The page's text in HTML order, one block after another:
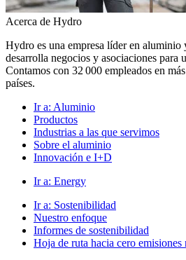
Acerca de Hydro
Hydro es una empresa líder en aluminio
desarrolla negocios y asociaciones para
Contamos con 32 000 empleados en
países.
Ir a: Aluminio
Productos
Industrias a las que servimos
Sobre el aluminio
Innovación e I+D
Ir a: Energy
Ir a: Sostenibilidad
Nuestro enfoque
Informes de sostenibilidad
Hoja de ruta hacia cero emisiones